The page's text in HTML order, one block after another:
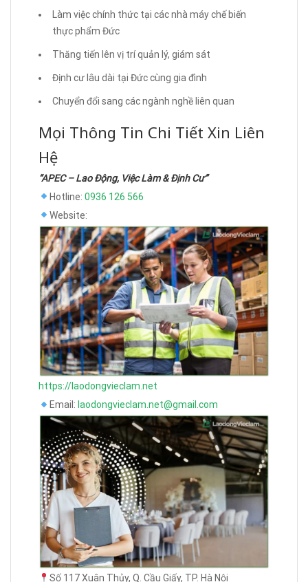
Làm việc chính thức tại các nhà máy chế biến
thực phẩm Đức
Thăng tiến lên vị trí quản lý, giám sát
Định cư lâu dài tại Đức cùng gia đình
Chuyển đổi sang các ngành nghề liên quan
Mọi Thông Tin Chi Tiết Xin Liên
Hệ
“APEC – Lao Động, Việc Làm & Định Cư”
Hotline: 0936 126 566
Website:
https://laodongvieclam.net
Email: laodongvieclam.net@gmail.com
Số 117 Xuân Thủy, Q. Cầu Giấy, TP. Hà Nội